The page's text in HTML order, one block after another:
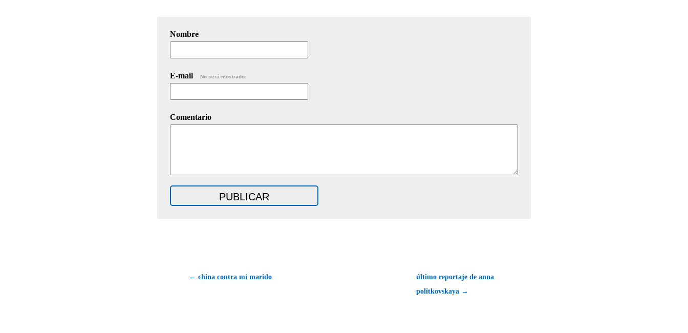
Nombre
E-mail No será mostrado.
Comentario
← china contra mi marido
último reportaje de anna
politkovskaya →